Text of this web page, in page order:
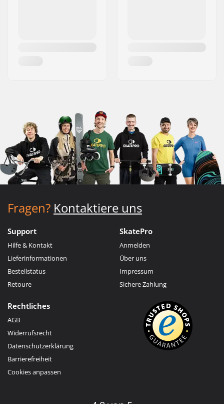
Fragen? Kontaktiere uns
Support
Hilfe & Kontakt
Lieferinformationen
Bestellstatus
Retoure
SkatePro
Anmelden
Über uns
Impressum
Sichere Zahlung
Rechtliches
AGB
Widerrufsrecht
Datenschutzerklärung
Barrierefreiheit
Cookies anpassen